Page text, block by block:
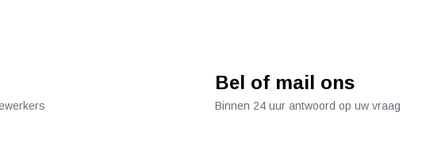
Bel of mail ons
Binnen 24 uur antwoord op uw vraag